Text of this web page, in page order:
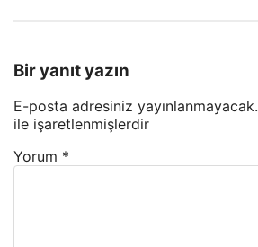
Bir yanıt yazın
E-posta adresiniz yayınlanmayacak.
ile işaretlenmişlerdir
Yorum *